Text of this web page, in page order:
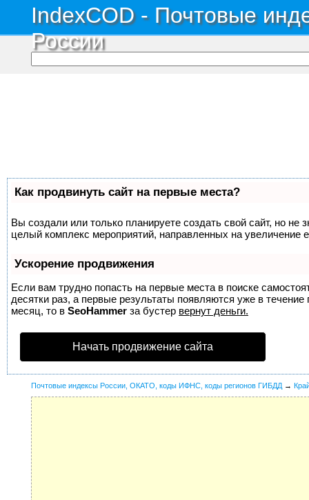
IndexCOD - Почтовые
России
Как продвинуть сайт на первые места?
Вы создали или только планируете создать свой сайт, но не
целый комплекс мероприятий, направленных на увеличение
Ускорение продвижения
Если вам трудно попасть на первые места в поиске
десятки раз, а первые результаты появляются уже в
месяц, то в SeoHammer за бустер вернут деньги.
Начать продвижение сайта
Почтовые индексы России, ОКАТО, коды ИФНС, коды регионов ГИБДД →